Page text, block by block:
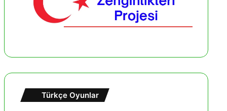
Türkçe Oyunlar